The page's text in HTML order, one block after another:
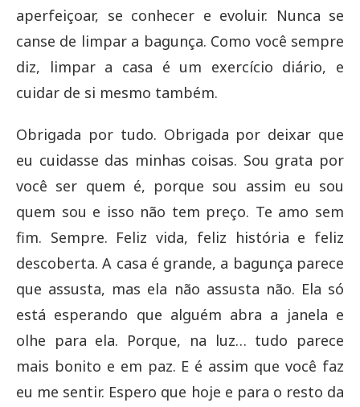
aperfeiçoar, se conhecer e evoluir. Nunca se
canse de limpar a bagunça. Como você sempre
diz, limpar a casa é um exercício diário, e
cuidar de si mesmo também.
Obrigada por tudo. Obrigada por deixar que
eu cuidasse das minhas coisas. Sou grata por
você ser quem é, porque sou assim eu sou
quem sou e isso não tem preço. Te amo sem
fim. Sempre. Feliz vida, feliz história e feliz
descoberta. A casa é grande, a bagunça parece
que assusta, mas ela não assusta não. Ela só
está esperando que alguém abra a janela e
olhe para ela. Porque, na luz… tudo parece
mais bonito e em paz. E é assim que você faz
eu me sentir. Espero que hoje e para o resto da